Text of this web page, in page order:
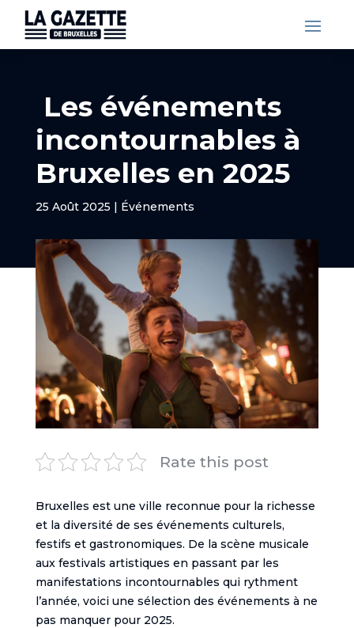
Les événements
incontournables à
Bruxelles en 2025
25 Août 2025 | Événements
Rate this post
Bruxelles est une ville reconnue pour la richesse
et la diversité de ses événements culturels,
festifs et gastronomiques. De la scène musicale
aux festivals artistiques en passant par les
manifestations incontournables qui rythment
l’année, voici une sélection des événements à ne
pas manquer pour 2025.